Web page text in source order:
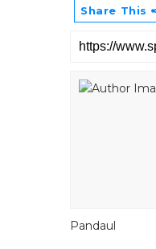
Share This
Pandaul